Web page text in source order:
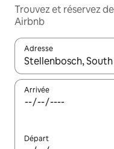
Trouvez et réservez
Airbnb
Adresse
Lorsque les résultats
Arrivée
Départ